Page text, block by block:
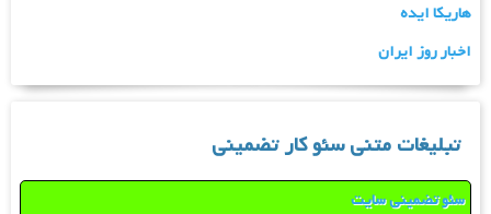
هاریکا ایده
اخبار روز ایران
تبلیغات متنی سئو کار تضمینی
سئو تضمینی سایت